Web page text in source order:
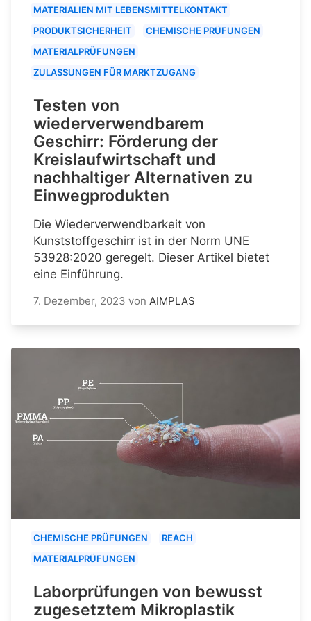
MATERIALIEN MIT LEBENSMITTELKONTAKT
PRODUKTSICHERHEIT
CHEMISCHE PRÜFUNGEN
MATERIALPRÜFUNGEN
ZULASSUNGEN FÜR MARKTZUGANG
Testen von
wiederverwendbarem
Geschirr: Förderung der
Kreislaufwirtschaft und
nachhaltiger Alternativen zu
Einwegprodukten
Die Wiederverwendbarkeit von
Kunststoffgeschirr ist in der Norm UNE
53928:2020 geregelt. Dieser Artikel bietet
eine Einführung.
7. Dezember, 2023 von AIMPLAS
CHEMISCHE PRÜFUNGEN
REACH
MATERIALPRÜFUNGEN
Laborprüfungen von bewusst
zugesetztem Mikroplastik